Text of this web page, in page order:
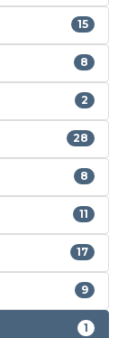
15
8
2
28
8
11
17
9
1